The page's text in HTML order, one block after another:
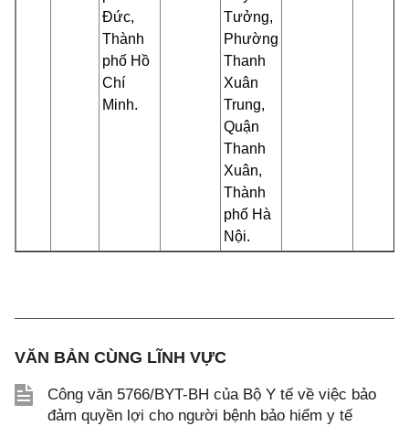
Đức,
Thành
phố Hồ
Chí
Minh.
Tưởng,
Phường
Thanh
Xuân
Trung,
Quận
Thanh
Xuân,
Thành
phố Hà
Nội.
VĂN BẢN CÙNG LĨNH VỰC
Công văn 5766/BYT-BH của Bộ Y tế về việc bảo
đảm quyền lợi cho người bệnh bảo hiểm y tế